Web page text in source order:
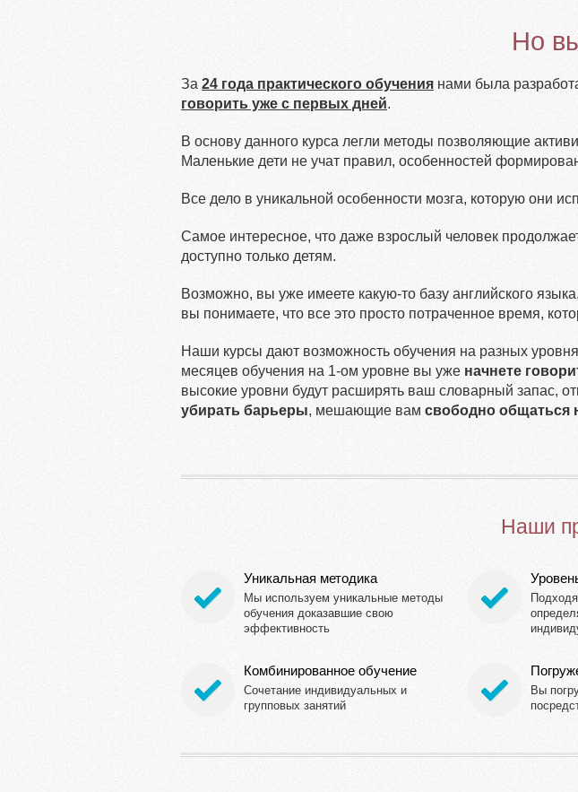
Но
За 24 года практического обучения нами была
говорить уже с первых дней.
В основу данного курса легли методы позволяющие
Маленькие дети не учат правил, особенностей
Все дело в уникальной особенности мозга, которую они
Самое интересное, что даже взрослый человек
доступно только детям.
Возможно, вы уже имеете какую-то базу английского
вы понимаете, что все это просто потраченное время,
Наши курсы дают возможность обучения на разных
месяцев обучения на 1-ом уровне вы уже начнете
высокие уровни будут расширять ваш словарный запас,
убирать барьеры, мешающие вам свободно общаться
Наши
Уникальная методика
Мы используем уникальные методы
обучения доказавшие свою
эффективность
Комбинированное обучение
Сочетание индивидуальных и
групповых занятий
Вы